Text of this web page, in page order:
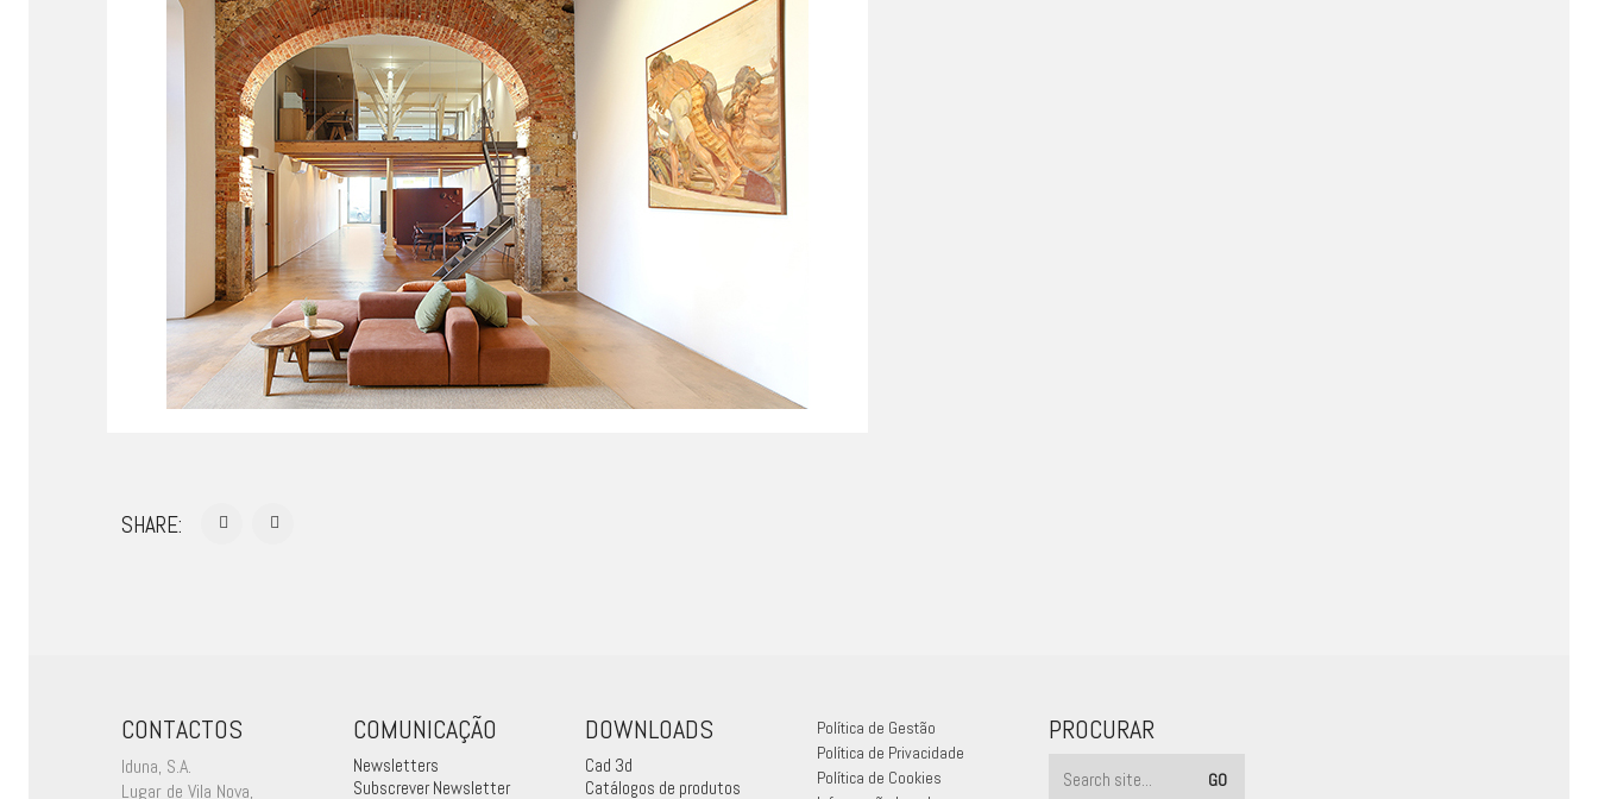
SHARE:
CONTACTOS
Iduna, S.A.
Lugar de Vila Nova,
COMUNICAÇÃO
Newsletters
Subscrever Newsletter
DOWNLOADS
Cad 3d
Catálogos de produtos
Política de Gestão
Política de Privacidade
Política de Cookies
PROCURAR